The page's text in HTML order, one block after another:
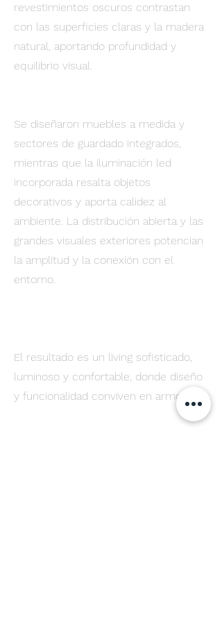
revestimientos oscuros contrastan
con las superficies claras y la madera
natural, aportando profundidad y
equilibrio visual.
Se diseñaron muebles a medida y
sectores de guardado integrados,
mientras que la iluminación led
incorporada resalta objetos
decorativos y aporta calidez al
ambiente. La distribución abierta y las
grandes visuales exteriores potencian
la amplitud y la conexión con el
entorno.
El resultado es un living sofisticado,
luminoso y confortable, donde diseño
y funcionalidad conviven en armonía.